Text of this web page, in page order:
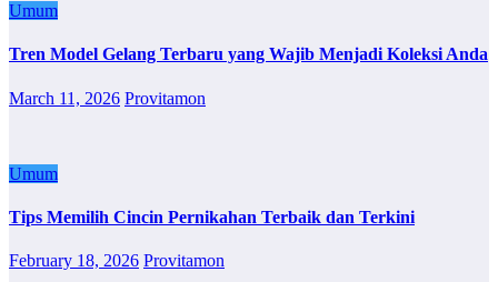
Umum
Tren Model Gelang Terbaru yang Wajib Menjadi Koleksi Anda
March 11, 2026 Provitamon
Umum
Tips Memilih Cincin Pernikahan Terbaik dan Terkini
February 18, 2026 Provitamon